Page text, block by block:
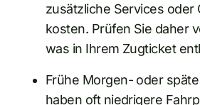
zusätzliche Services oder
kosten. Prüfen Sie daher
was in Ihrem Zugticket
Frühe Morgen- oder
haben oft niedrigere